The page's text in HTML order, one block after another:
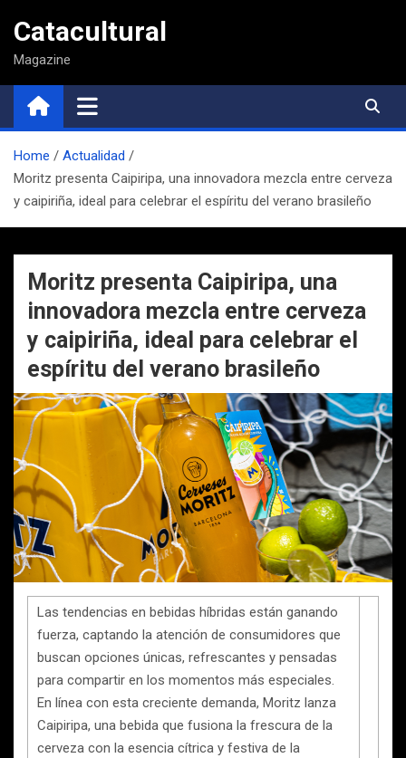
contenido
Catacultural
Magazine
Home
Actualidad
Moritz presenta Caipiripa, una innovadora mezcla entre cerveza
y caipiriña, ideal para celebrar el espíritu del verano brasileño
Moritz presenta Caipiripa, una
innovadora mezcla entre cerveza
y caipiriña, ideal para celebrar el
espíritu del verano brasileño
Las tendencias en bebidas híbridas están ganando
fuerza, captando la atención de consumidores que
buscan opciones únicas, refrescantes y pensadas
para compartir en los momentos más especiales.
En línea con esta creciente demanda, Moritz lanza
Caipiripa, una bebida que fusiona la frescura de la
cerveza con la esencia cítrica y festiva de la